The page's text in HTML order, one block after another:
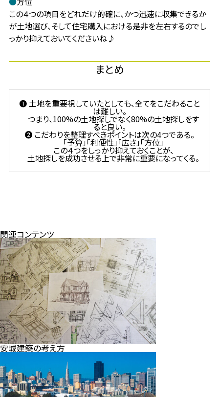
この４つの項目をどれだけ的確に、かつ迅速に収集できるか
が土地選び、そして住宅購入における是非を左右するのでし
っかり抑えておいてくださいね♪
まとめ
❶ 土地を重要視していたとしても、全てをこだわること
は難しい。
つまり、100%の土地探しでなく80%の土地探しをす
ると良い。
❷ こだわりを整理すべきポイントは次の4つである。
「予算」「利便性」「広さ」「方位」
この４つをしっかり抑えておくことが、
土地探しを成功させる上で非常に重要になってくる。
関連コンテンツ
安城建築の考え方